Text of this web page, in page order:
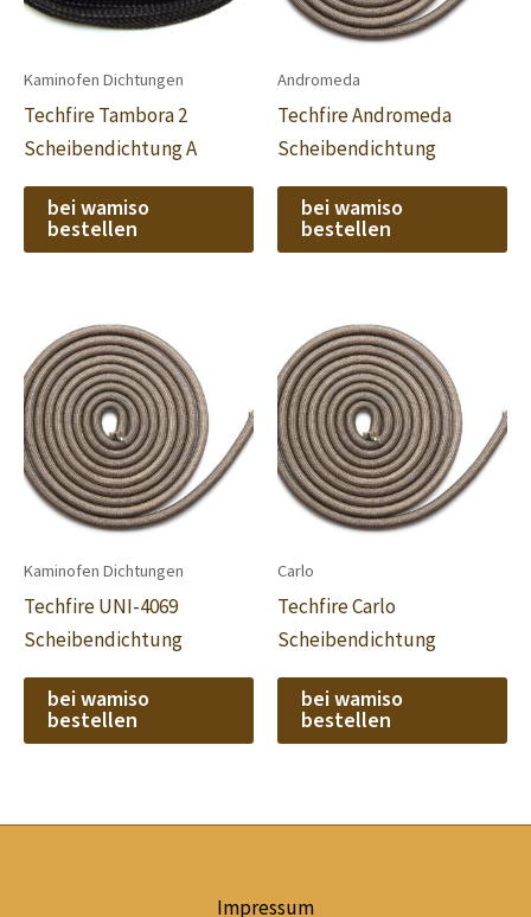
Kaminofen Dichtungen
Techfire Tambora 2
Scheibendichtung A
bei wamiso
bestellen
Andromeda
Techfire Andromeda
Scheibendichtung
bei wamiso
bestellen
Kaminofen Dichtungen
Techfire UNI-4069
Scheibendichtung
bei wamiso
bestellen
Carlo
Techfire Carlo
Scheibendichtung
bei wamiso
bestellen
Impressum